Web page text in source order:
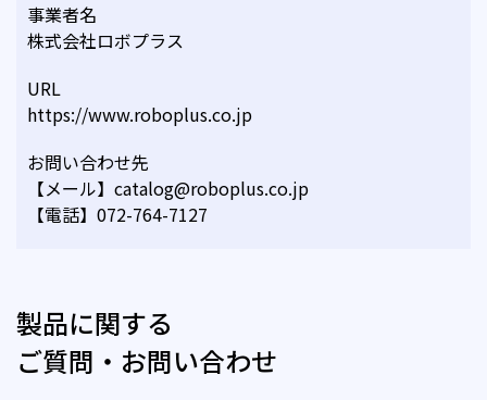
事業者名
株式会社ロボプラス
URL
https://www.roboplus.co.jp
お問い合わせ先
【メール】catalog@roboplus.co.jp
【電話】072-764-7127
製品に関する
ご質問・お問い合わせ